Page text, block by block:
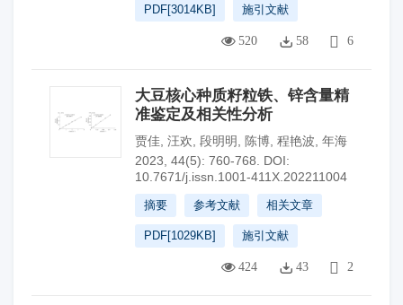
PDF[3014KB] 施引文献
520 58 6
大豆核心种质籽粒铁、锌含量精
准鉴定及相关性分析
贾佳 汪欢 段明明 陈博 程艳波 年海
2023, 44(5): 760-768.
DOI:
10.7671/j.issn.1001-411X.202211004
摘要 参考文献 相关文章
PDF[1029KB] 施引文献
424 43 2